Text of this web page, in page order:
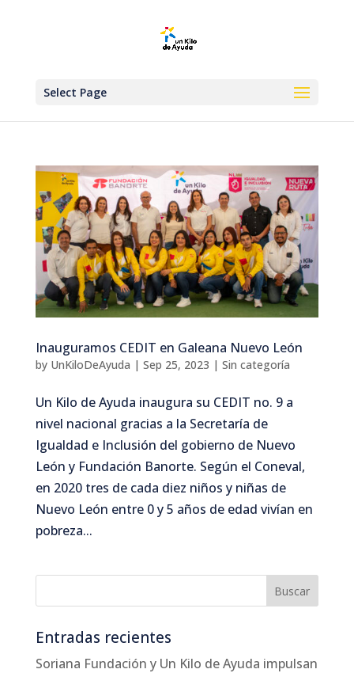
Select Page
Inauguramos CEDIT en Galeana Nuevo León
by UnKiloDeAyuda | Sep 25, 2023 | Sin categoría
Un Kilo de Ayuda inaugura su CEDIT no. 9 a
nivel nacional gracias a la Secretaría de
Igualdad e Inclusión del gobierno de Nuevo
León y Fundación Banorte. Según el Coneval,
en 2020 tres de cada diez niños y niñas de
Nuevo León entre 0 y 5 años de edad vivían en
pobreza...
Entradas recientes
Soriana Fundación y Un Kilo de Ayuda impulsan